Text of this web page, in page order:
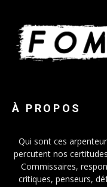
À PROPOS
Qui sont ces
percutent nos
Commissaires,
critiques, penseurs,